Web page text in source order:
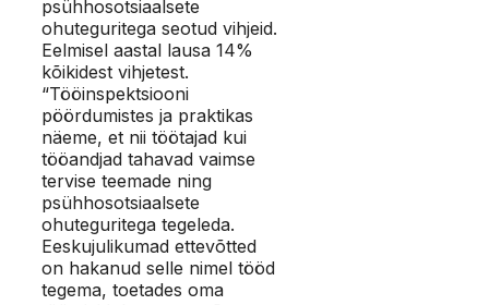
psühhosotsiaalsete
ohuteguritega seotud vihjeid.
Eelmisel aastal lausa 14%
kõikidest vihjetest.
“Tööinspektsiooni
pöördumistes ja praktikas
näeme, et nii töötajad kui
tööandjad tahavad vaimse
tervise teemade ning
psühhosotsiaalsete
ohuteguritega tegeleda.
Eeskujulikumad ettevõtted
on hakanud selle nimel tööd
tegema, toetades oma